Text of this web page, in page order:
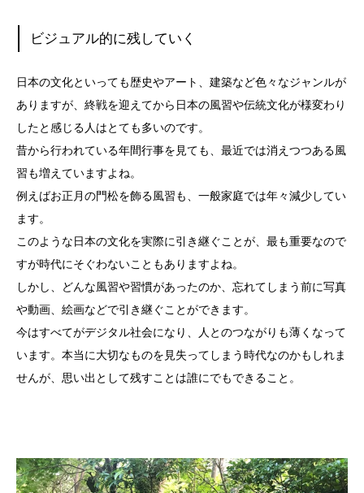
ビジュアル的に残していく
日本の文化といっても歴史やアート、建築など色々なジャンルが
ありますが、終戦を迎えてから日本の風習や伝統文化が様変わり
したと感じる人はとても多いのです。
昔から行われている年間行事を見ても、最近では消えつつある風
習も増えていますよね。
例えばお正月の門松を飾る風習も、一般家庭では年々減少してい
ます。
このような日本の文化を実際に引き継ぐことが、最も重要なので
すが時代にそぐわないこともありますよね。
しかし、どんな風習や習慣があったのか、忘れてしまう前に写真
や動画、絵画などで引き継ぐことができます。
今はすべてがデジタル社会になり、人とのつながりも薄くなって
います。本当に大切なものを見失ってしまう時代なのかもしれま
せんが、思い出として残すことは誰にでもできること。